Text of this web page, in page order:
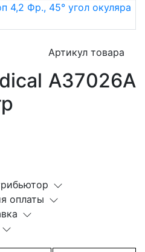
Артикул товара
A37026A
оплаты